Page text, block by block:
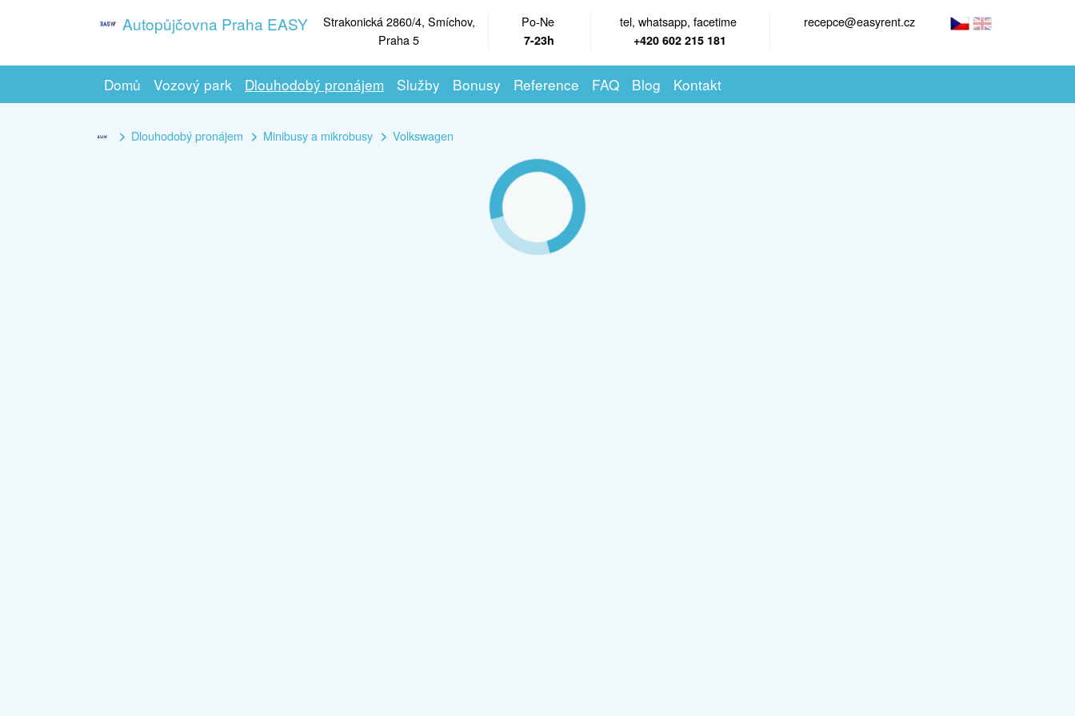
Autopůjčovna Praha EASY
Strakonická 2860/4, Smíchov,
Praha 5
Po-Ne
7-23h
tel, whatsapp, facetime
+420 602 215 181
recepce@easyrent.cz
Domů Vozový park Dlouhodobý pronájem Služby Bonusy Reference FAQ Blog Kontakt
Dlouhodobý pronájem Minibusy a mikrobusy Volkswagen